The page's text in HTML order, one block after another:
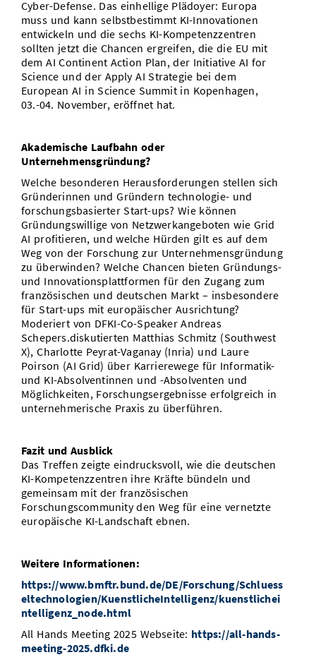
Cyber-Defense. Das einhellige Plädoyer: Europa
muss und kann selbstbestimmt KI-Innovationen
entwickeln und die sechs KI-Kompetenzzentren
sollten jetzt die Chancen ergreifen, die die EU mit
dem AI Continent Action Plan, der Initiative AI for
Science und der Apply AI Strategie bei dem
European AI in Science Summit in Kopenhagen,
03.-04. November, eröffnet hat.
Akademische Laufbahn oder
Unternehmensgründung?
Welche besonderen Herausforderungen stellen sich
Gründerinnen und Gründern technologie- und
forschungsbasierter Start-ups? Wie können
Gründungswillige von Netzwerkangeboten wie Grid
AI profitieren, und welche Hürden gilt es auf dem
Weg von der Forschung zur Unternehmensgründung
zu überwinden? Welche Chancen bieten Gründungs-
und Innovationsplattformen für den Zugang zum
französischen und deutschen Markt – insbesondere
für Start-ups mit europäischer Ausrichtung?
Moderiert von DFKI-Co-Speaker Andreas
Schepers.diskutierten Matthias Schmitz (Southwest
X), Charlotte Peyrat-Vaganay (Inria) und Laure
Poirson (AI Grid) über Karrierewege für Informatik-
und KI-Absolventinnen und -Absolventen und
Möglichkeiten, Forschungsergebnisse erfolgreich in
unternehmerische Praxis zu überführen.
Fazit und Ausblick
Das Treffen zeigte eindrucksvoll, wie die deutschen
KI-Kompetenzzentren ihre Kräfte bündeln und
gemeinsam mit der französischen
Forschungscommunity den Weg für eine vernetzte
europäische KI-Landschaft ebnen.
Weitere Informationen:
https://www.bmftr.bund.de/DE/Forschung/Schluess
eltechnologien/KuenstlicheIntelligenz/kuenstlichei
ntelligenz_node.html
All Hands Meeting 2025 Webseite: https://all-hands-
meeting-2025.dfki.de